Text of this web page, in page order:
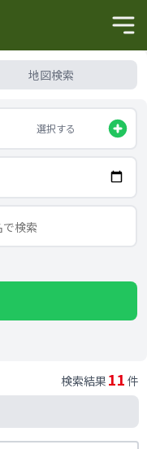
地図検索
選択する
検索結果 11 件